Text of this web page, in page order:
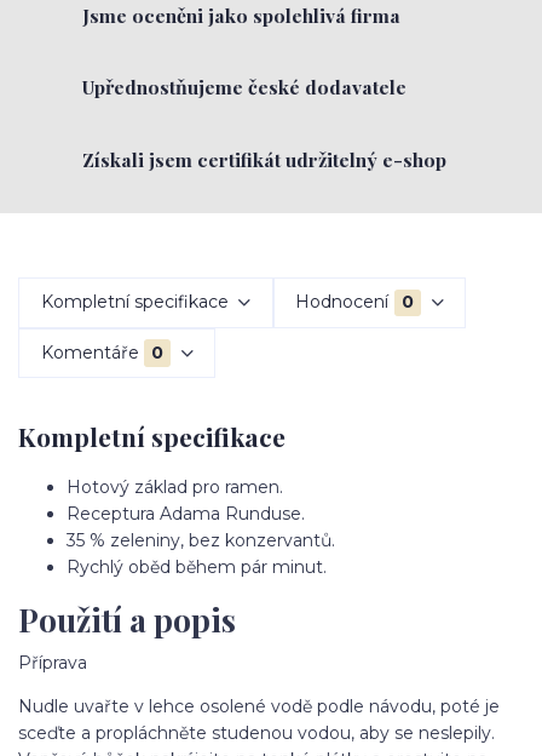
Jsme oceněni jako spolehlivá firma
Upřednostňujeme české dodavatele
Získali jsem certifikát udržitelný e-shop
Kompletní specifikace Hodnocení 0
Komentáře 0
Kompletní specifikace
Hotový základ pro ramen.
Receptura Adama Runduse.
35 % zeleniny, bez konzervantů.
Rychlý oběd během pár minut.
Použití a popis
Příprava
Nudle uvařte v lehce osolené vodě podle návodu, poté je
sceďte a propláchněte studenou vodou, aby se neslepily.